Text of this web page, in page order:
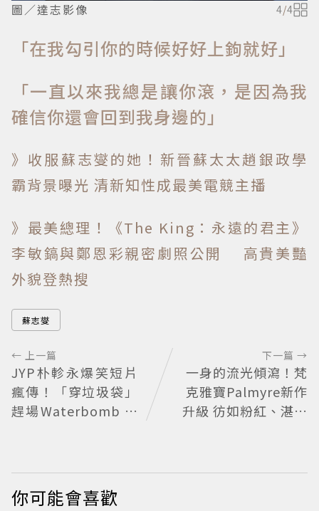
圖／達志影像 4/4
「在我勾引你的時候好好上鉤就好」
「一直以來我總是讓你滾，是因為我
確信你還會回到我身邊的」
》收服蘇志燮的她！新晉蘇太太趙銀政學
霸背景曝光 清新知性成最美電競主播
》最美總理！《The King：永遠的君主》
李敏鎬與鄭恩彩親密劇照公開 高貴美豔
外貌登熱搜
蘇志燮
← 上一篇
JYP朴軫永爆笑短片
瘋傳！「穿垃圾袋」
趕場Waterbomb 被
下一篇 →
一身的流光傾瀉！梵
克雅寶Palmyre新作
升級 彷如粉紅、湛藍
你可能會喜歡